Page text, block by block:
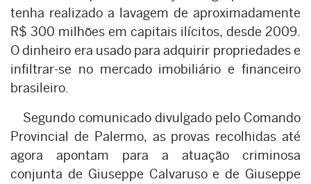
tenha realizado a lavagem de aproximadamente
R$ 300 milhões em capitais ilícitos, desde 2009.
O dinheiro era usado para adquirir propriedades e
infiltrar-se no mercado imobiliário e financeiro
brasileiro.
Segundo comunicado divulgado pelo Comando
Provincial de Palermo, as provas recolhidas até
agora apontam para a atuação criminosa
conjunta de Giuseppe Calvaruso e de Giuseppe